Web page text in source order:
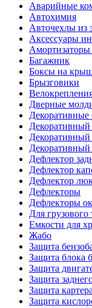
Аварийные
Автохимия
Авточехлы из
Аксессуары
Амортизаторы
Багажник
Боксы на
Брызговики
Дверные
Декоративные
Декоративный
Декоративный
Дефлектор
Дефлектор
Дефлектор
Дефлекторы
Дефлекторы
Для грузового
Емкости для
Жабо
Защита
Защита блока
Защита
Защита
Защита
Защита